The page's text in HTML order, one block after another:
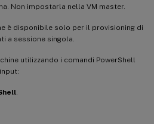
Non impostarla nella VM master.
è disponibile solo per il provisioning di
a sessione singola.
utilizzando i comandi PowerShell